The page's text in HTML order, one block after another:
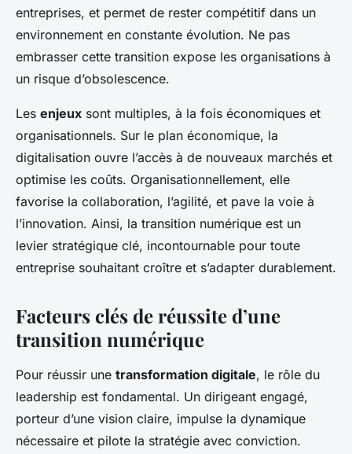
entreprises, et permet de rester compétitif dans un
environnement en constante évolution. Ne pas
embrasser cette transition expose les organisations à
un risque d’obsolescence.
Les enjeux sont multiples, à la fois économiques et
organisationnels. Sur le plan économique, la
digitalisation ouvre l’accès à de nouveaux marchés et
optimise les coûts. Organisationnellement, elle
favorise la collaboration, l’agilité, et pave la voie à
l’innovation. Ainsi, la transition numérique est un
levier stratégique clé, incontournable pour toute
entreprise souhaitant croître et s’adapter durablement.
Facteurs clés de réussite d’une
transition numérique
Pour réussir une transformation digitale, le rôle du
leadership est fondamental. Un dirigeant engagé,
porteur d’une vision claire, impulse la dynamique
nécessaire et pilote la stratégie avec conviction.